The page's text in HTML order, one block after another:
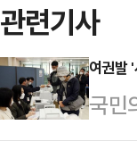
관련기사
여권발
국민
폐지